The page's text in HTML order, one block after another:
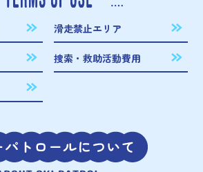
滑走禁止エリア
捜索・救助活動費用